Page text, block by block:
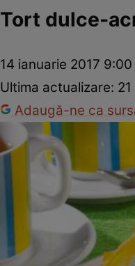
Tort dulce-
14 ianuarie 2017 9:00
Ultima actualizare:
Adaugă-ne ca